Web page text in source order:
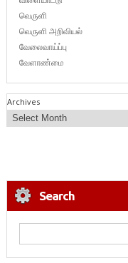
வெருளி
வெருளி அறிவியல்
வேலைவாய்ப்பு
வேளாண்மை
Archives
Search